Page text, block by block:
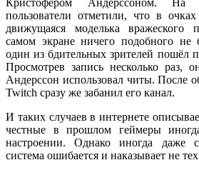
пользователи отметили, что в очках
движущаяся моделька вражеского
самом экране ничего подобного
один из бдительных зрителей пошёл
Просмотрев запись несколько раз,
Андерссон использовал читы. После
Twitch сразу же забанил его канал.
И таких случаев в интернете
честные в прошлом геймеры
настроении. Однако иногда даже
система ошибается и наказывает не